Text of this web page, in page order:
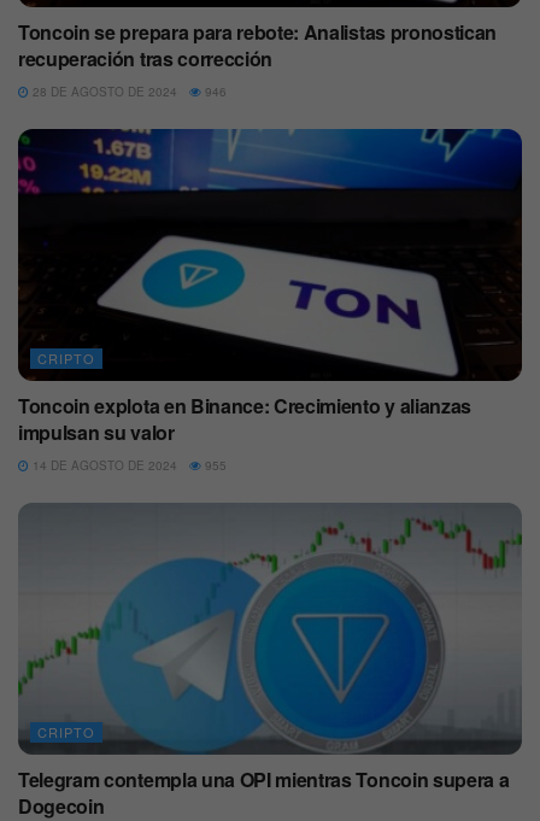
Toncoin se prepara para rebote: Analistas pronostican
recuperación tras corrección
28 DE AGOSTO DE 2024 946
CRIPTO
Toncoin explota en Binance: Crecimiento y alianzas
impulsan su valor
14 DE AGOSTO DE 2024 955
CRIPTO
Telegram contempla una OPI mientras Toncoin supera a
Dogecoin